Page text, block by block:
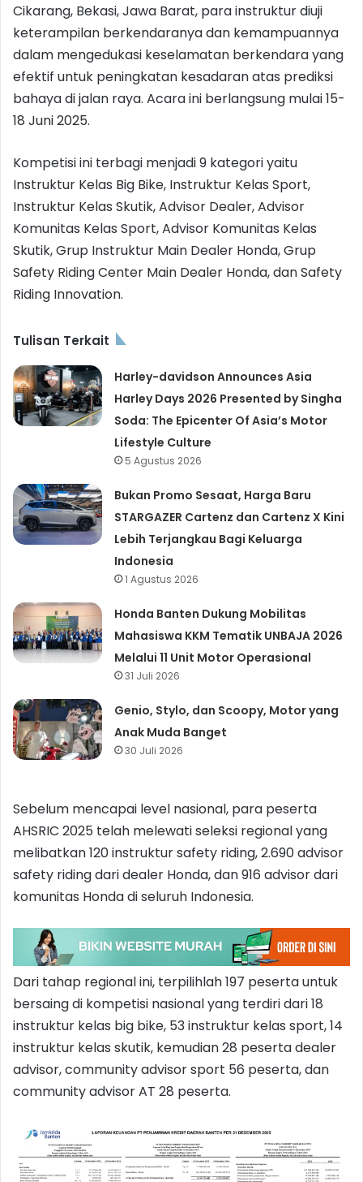
Cikarang, Bekasi, Jawa Barat, para instruktur diuji
keterampilan berkendaranya dan kemampuannya
dalam mengedukasi keselamatan berkendara yang
efektif untuk peningkatan kesadaran atas prediksi
bahaya di jalan raya. Acara ini berlangsung mulai 15-
18 Juni 2025.
Kompetisi ini terbagi menjadi 9 kategori yaitu
Instruktur Kelas Big Bike, Instruktur Kelas Sport,
Instruktur Kelas Skutik, Advisor Dealer, Advisor
Komunitas Kelas Sport, Advisor Komunitas Kelas
Skutik, Grup Instruktur Main Dealer Honda, Grup
Safety Riding Center Main Dealer Honda, dan Safety
Riding Innovation.
Tulisan Terkait
Harley-davidson Announces Asia
Harley Days 2026 Presented by Singha
Soda: The Epicenter Of Asia’s Motor
Lifestyle Culture
5 Agustus 2026
Bukan Promo Sesaat, Harga Baru
STARGAZER Cartenz dan Cartenz X Kini
Lebih Terjangkau Bagi Keluarga
Indonesia
1 Agustus 2026
Honda Banten Dukung Mobilitas
Mahasiswa KKM Tematik UNBAJA 2026
Melalui 11 Unit Motor Operasional
31 Juli 2026
Genio, Stylo, dan Scoopy, Motor yang
Anak Muda Banget
30 Juli 2026
Sebelum mencapai level nasional, para peserta
AHSRIC 2025 telah melewati seleksi regional yang
melibatkan 120 instruktur safety riding, 2.690 advisor
safety riding dari dealer Honda, dan 916 advisor dari
komunitas Honda di seluruh Indonesia.
Dari tahap regional ini, terpilihlah 197 peserta untuk
bersaing di kompetisi nasional yang terdiri dari 18
instruktur kelas big bike, 53 instruktur kelas sport, 14
instruktur kelas skutik, kemudian 28 peserta dealer
advisor, community advisor sport 56 peserta, dan
community advisor AT 28 peserta.